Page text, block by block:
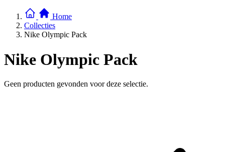
Home
Collecties
Nike Olympic Pack
Nike Olympic Pack
Geen producten gevonden voor deze selectie.